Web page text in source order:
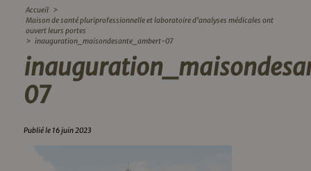
Accueil >
Maison de santé pluriprofessionnelle et laboratoire d’analyses médicales ont
ouvert leurs portes
> inauguration_maisondesante_ambert-07
07
Publié le 16 juin 2023